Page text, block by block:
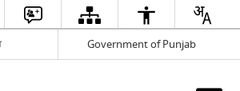
Government of Punjab